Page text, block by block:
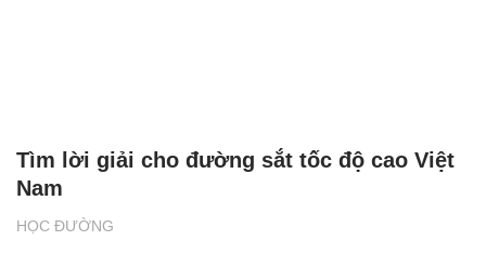
HỌC ĐƯỜNG
Tìm lời giải cho đường sắt tốc độ cao Việt
Nam